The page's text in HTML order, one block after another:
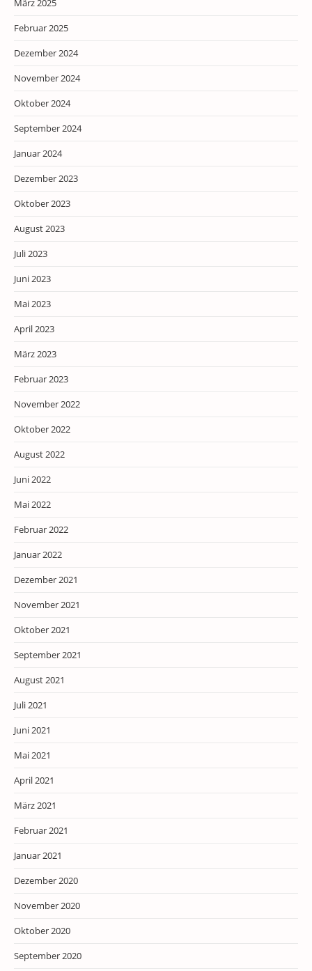
März 2025
Februar 2025
Dezember 2024
November 2024
Oktober 2024
September 2024
Januar 2024
Dezember 2023
Oktober 2023
August 2023
Juli 2023
Juni 2023
Mai 2023
April 2023
März 2023
Februar 2023
November 2022
Oktober 2022
August 2022
Juni 2022
Mai 2022
Februar 2022
Januar 2022
Dezember 2021
November 2021
Oktober 2021
September 2021
August 2021
Juli 2021
Juni 2021
Mai 2021
April 2021
März 2021
Februar 2021
Januar 2021
Dezember 2020
November 2020
Oktober 2020
September 2020